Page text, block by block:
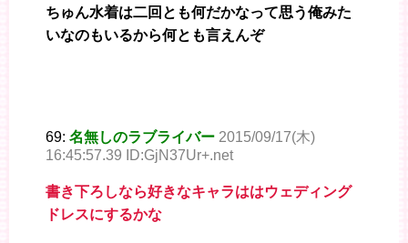
ちゅん水着は二回とも何だかなって思う俺みた
いなのもいるから何とも言えんぞ
69: 名無しのラブライバー 2015/09/17(木)
16:45:57.39 ID:GjN37Ur+.net
書き下ろしなら好きなキャラははウェディング
ドレスにするかな